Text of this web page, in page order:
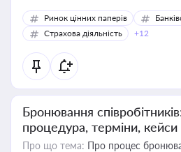
Ринок цінних паперів
Страхова діяльність
+12
Бронювання
процедура, терміни, кейси
Про що тема: Про процес